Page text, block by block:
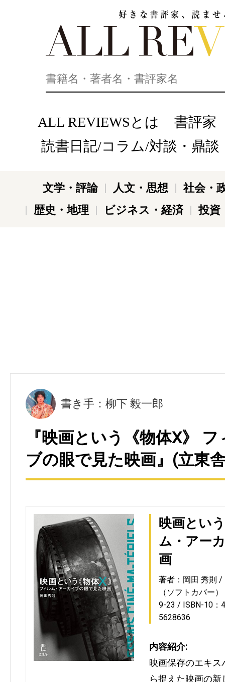
ALL REVIEWSとは
書評家
読書日記/コラム/対談・鼎談
文学・評論 人文・思想
社会・
歴史・地理
ビジネス・経済 投資
書き手：柳下 毅一郎
『映画という《物体X》
ブの眼で見た映画』(立東
映画とい
ム・アー
画
著者：岡田 秀則
（ソフトカバー
9-23
ISBN-10：
5628636
内容紹介:
映画保存のエキス
ら捉えた映画の